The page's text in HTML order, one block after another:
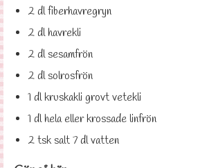
2 dl fiberhavregryn
2 dl havrekli
2 dl sesamfrön
2 dl solrosfrön
1 dl kruskakli grovt vetekli
1 dl hela eller krossade linfrön
2 tsk salt 7 dl vatten